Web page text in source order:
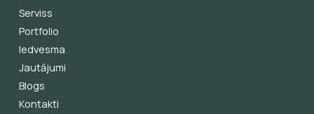
Serviss
Portfolio
Iedvesma
Jautājumi
Blogs
Kontakti